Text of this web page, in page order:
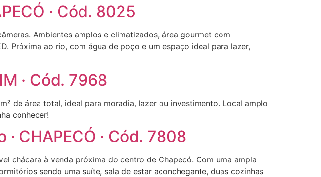
· Cód. 8025
Ambientes amplos e climatizados, área gourmet com
Próxima ao rio, com água de poço e um espaço ideal para lazer,
· Cód. 7968
de área total, ideal para moradia, lazer ou investimento. Local amplo
conhecer!
CHAPECÓ · Cód. 7808
chácara à venda próxima do centro de Chapecó. Com uma ampla
sendo uma suíte, sala de estar aconchegante, duas cozinhas